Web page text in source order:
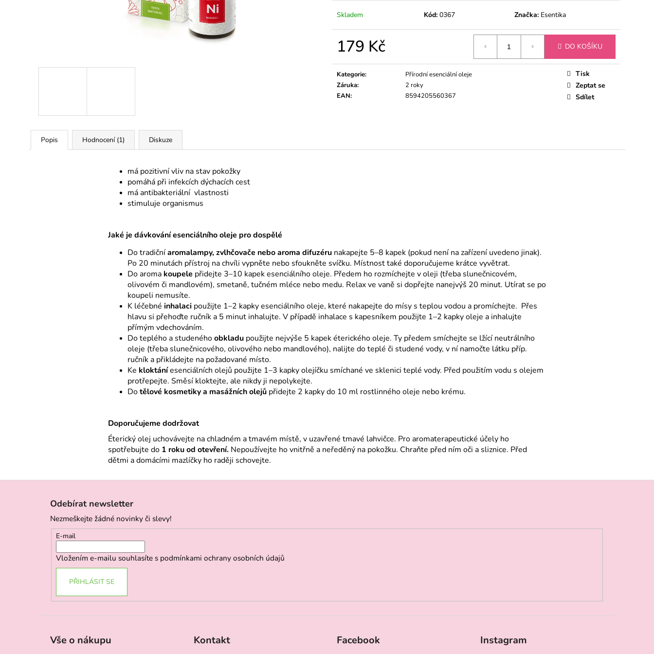
Skladem Kód: 0367 Značka: Esentika
179 Kč DO KOŠÍKU
Kategorie:
Přírodní esenciální oleje
Záruka:
2 roky
EAN: 8594205560367
Tisk
Zeptat se
Sdílet
Popis Hodnocení (1) Diskuze
má pozitivní vliv na stav pokožky
pomáhá při infekcích dýchacích cest
má antibakteriální vlastnosti
stimuluje organismus
Jaké je dávkování esenciálního oleje pro dospělé
Do tradičníaromalampy, zvlhčovače nebo aroma difuzéru nakapejte 5–8 kapek (pokud není na zařízení uvedeno jinak).
Po 20 minutách přístroj na chvíli vypněte nebo sfoukněte svíčku. Místnost také doporučujeme krátce vyvětrat.
Do aroma koupele přidejte 3–10 kapek esenciálního oleje. Předem ho rozmíchejte v oleji (třeba slunečnicovém,
olivovém či mandlovém), smetaně, tučném mléce nebo medu. Relax ve vaně si dopřejte nanejvýš 20 minut. Utírat se po
koupeli nemusíte.
K léčebné inhalaci použijte 1–2 kapky esenciálního oleje, které nakapejte do mísy s teplou vodou a promíchejte. Přes
hlavu si přehoďte ručník a 5 minut inhalujte. V případě inhalace s kapesníkem použijte 1–2 kapky oleje a inhalujte
přímým vdechováním.
Do teplého a studenéhoobkladu použijte nejvýše 5 kapek éterického oleje. Ty předem smíchejte se lžící neutrálního
oleje (třeba slunečnicového, olivového nebo mandlového), nalijte do teplé či studené vody, v ní namočte látku příp.
ručník a přikládejte na požadované místo.
Ke kloktáníesenciálních olejů použijte 1–3 kapky olejíčku smíchané ve sklenici teplé vody. Před použitím vodu s olejem
protřepejte. Směsí kloktejte, ale nikdy ji nepolykejte.
Dotělové kosmetiky a masážních olejů přidejte 2 kapky do 10 ml rostlinného oleje nebo krému.
Doporučujeme dodržovat
Éterický olej uchovávejte na chladném a tmavém místě, v uzavřené tmavé lahvičce. Pro aromaterapeutické účely ho
spotřebujte do 1 roku od otevření. Nepoužívejte ho vnitřně a neředěný na pokožku. Chraňte před ním oči a sliznice. Před
dětmi a domácími mazlíčky ho raději schovejte.
159 Kč
Odebírat newsletter
Nezmeškejte žádné novinky či slevy!
E-mail
Vložením e-mailu souhlasíte s podmínkami ochrany osobních údajů
PŘIHLÁSIT SE
Vše o nákupu Kontakt Facebook Instagram